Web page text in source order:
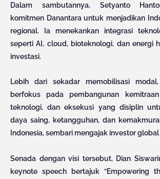
Dalam sambutannya, Setyanto
komitmen Danantara untuk menjadikan
regional. Ia menekankan integrasi
seperti AI, cloud, bioteknologi, dan energi
investasi.
Lebih dari sekadar memobilisasi
berfokus pada pembangunan
teknologi, dan eksekusi yang disiplin
daya saing, ketangguhan, dan
Indonesia, sembari mengajak investor
Senada dengan visi tersebut, Dian
keynote speech bertajuk “Empowering